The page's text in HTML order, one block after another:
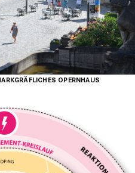
OPERNHAUS